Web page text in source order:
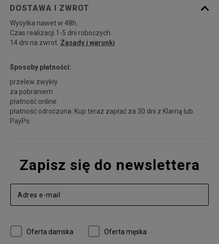
DOSTAWA I ZWROT
Wysyłka nawet w 48h.
Czas realizacji 1-5 dni roboczych.
14 dni na zwrot. Zasady i warunki
Sposoby płatności:
przelew zwykły
za pobraniem
płatność online
płatność odroczona: Kup teraz zapłać za 30 dni z Klarną lub
PayPo
Zapisz się do newslettera
Oferta damska Oferta męska